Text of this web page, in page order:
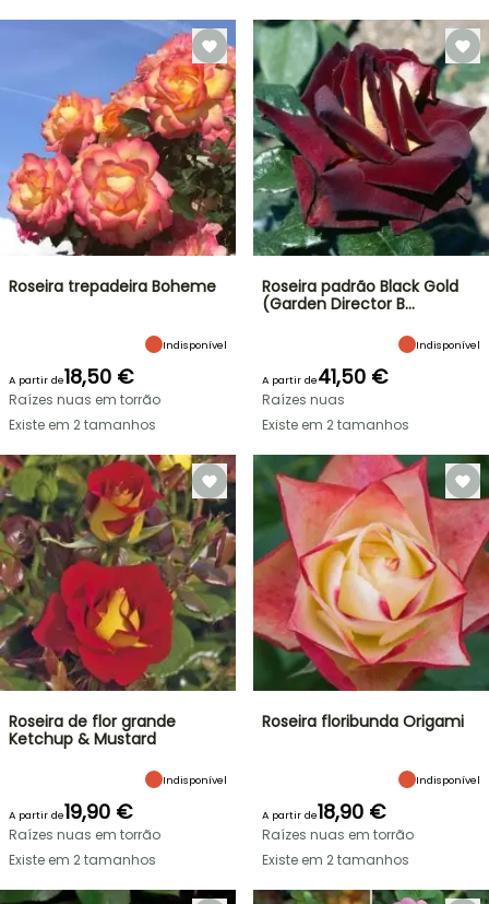
Roseira trepadeira Boheme
Indisponível
A partir de18,50 €
Raízes nuas em torrão
Existe em 2 tamanhos
Roseira padrão Black Gold
(Garden Director B…
Indisponível
A partir de41,50 €
Raízes nuas
Existe em 2 tamanhos
Roseira de flor grande
Ketchup & Mustard
Indisponível
A partir de19,90 €
Raízes nuas em torrão
Existe em 2 tamanhos
Roseira floribunda Origami
Indisponível
A partir de18,90 €
Raízes nuas em torrão
Existe em 2 tamanhos